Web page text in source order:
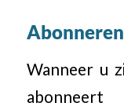
Wanneer u